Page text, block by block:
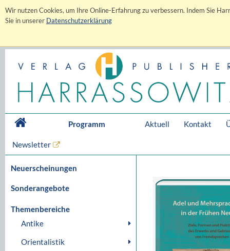
Wir nutzen Cookies, um Ihre Online-Erfahrung zu verbessern. Indem Sie
Sie in unserer Datenschutzerklärung
Programm Aktuell Kontakt
Newsletter
Neuerscheinungen
Sonderangebote
Themenbereiche
Antike
Orientalistik